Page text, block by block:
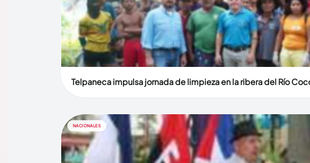
Telpaneca impulsa jornada de limpieza en la ribera del Río
NACIONALES